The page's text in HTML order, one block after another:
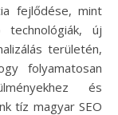
fejlődése, mint
új
területén,
folyamatosan
és
tíz magyar SEO